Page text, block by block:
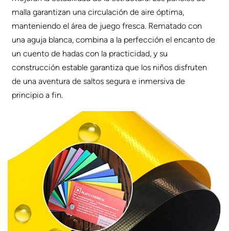
malla garantizan una circulación de aire óptima,
manteniendo el área de juego fresca. Rematado con
una aguja blanca, combina a la perfección el encanto de
un cuento de hadas con la practicidad, y su
construcción estable garantiza que los niños disfruten
de una aventura de saltos segura e inmersiva de
principio a fin.